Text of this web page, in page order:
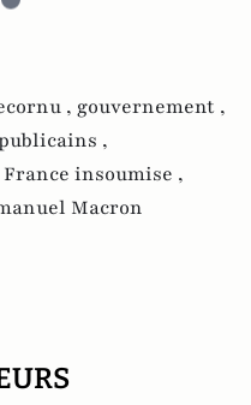
, gouvernement ,
,
insoumise ,
Macron